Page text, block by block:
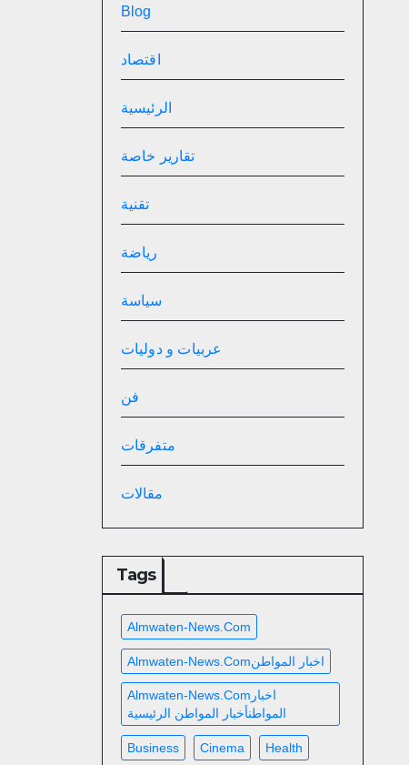
Blog
اقتصاد
الرئيسية
تقارير خاصة
تقنية
رياضة
سياسة
عربيات و دوليات
فن
متفرقات
مقالات
Tags
Almwaten-News.com
Almwaten-News.comاخبار المواطن
Almwaten-News.comاخبار
المواطنأخبار المواطن الرئيسية
Business Cinema Health